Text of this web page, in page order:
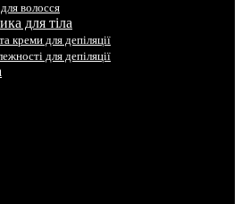
волосся
для тіла
креми для депіляції
для депіляції